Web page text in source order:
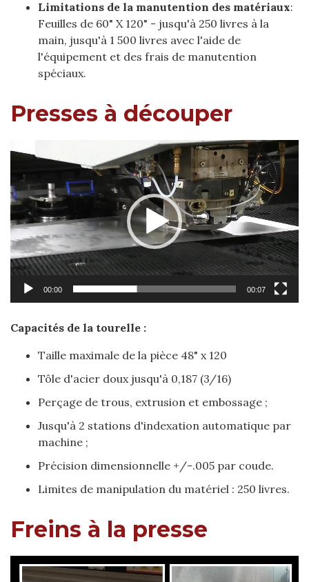
Limitations de la manutention des matériaux:
Feuilles de 60" X 120" - jusqu'à 250 livres à la
main, jusqu'à 1 500 livres avec l'aide de
l'équipement et des frais de manutention
spéciaux.
Presses à découper
Video
00:00 00:07
Capacités de la tourelle :
Taille maximale de la pièce 48" x 120
Tôle d'acier doux jusqu'à 0,187 (3/16)
Perçage de trous, extrusion et embossage ;
Jusqu'à 2 stations d'indexation automatique par
machine ;
Précision dimensionnelle +/-.005 par coude.
Limites de manipulation du matériel : 250 livres.
Freins à la presse
Video